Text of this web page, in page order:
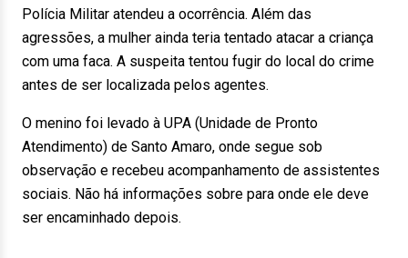
Polícia Militar atendeu a ocorrência. Além das
agressões, a mulher ainda teria tentado atacar a criança
com uma faca. A suspeita tentou fugir do local do crime
antes de ser localizada pelos agentes.
O menino foi levado à UPA (Unidade de Pronto
Atendimento) de Santo Amaro, onde segue sob
observação e recebeu acompanhamento de assistentes
sociais. Não há informações sobre para onde ele deve
ser encaminhado depois.